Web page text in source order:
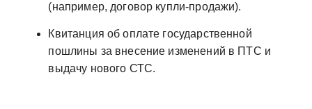
(например, договор купли-продажи).
Квитанция об оплате государственной
пошлины за внесение изменений в ПТС и
выдачу нового СТС.